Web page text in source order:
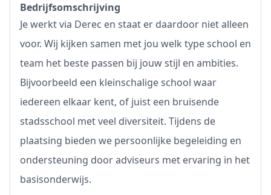
Bedrijfsomschrijving
Je werkt via Derec en staat er daardoor niet alleen
voor. Wij kijken samen met jou welk type school en
team het beste passen bij jouw stijl en ambities.
Bijvoorbeeld een kleinschalige school waar
iedereen elkaar kent, of juist een bruisende
stadsschool met veel diversiteit. Tijdens de
plaatsing bieden we persoonlijke begeleiding en
ondersteuning door adviseurs met ervaring in het
basisonderwijs.